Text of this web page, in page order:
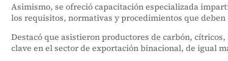
Asimismo, se ofreció capacitación especializada
los requisitos, normativas y procedimientos que
Destacó que asistieron productores de carbón,
clave en el sector de exportación binacional, de igual